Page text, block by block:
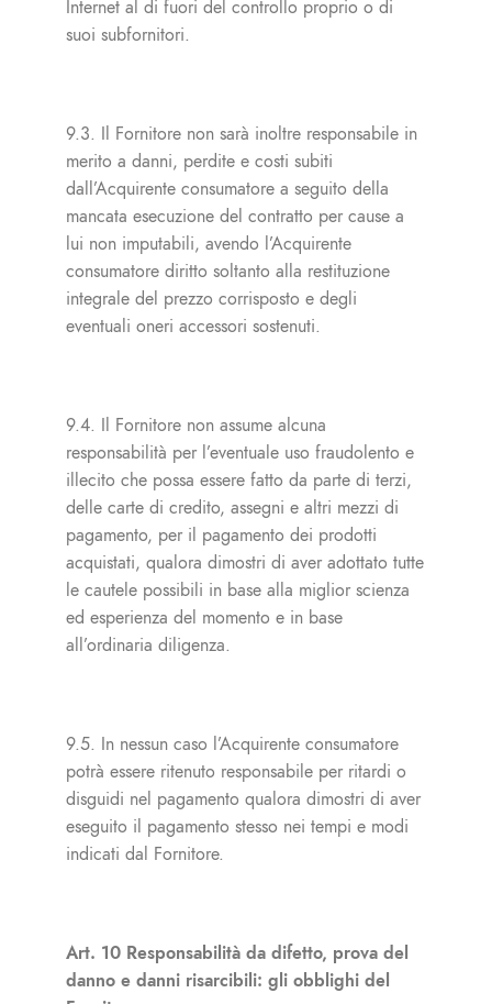
Internet al di fuori del controllo proprio o di
suoi subfornitori.
9.3. Il Fornitore non sarà inoltre responsabile in
merito a danni, perdite e costi subiti
dall’Acquirente consumatore a seguito della
mancata esecuzione del contratto per cause a
lui non imputabili, avendo l’Acquirente
consumatore diritto soltanto alla restituzione
integrale del prezzo corrisposto e degli
eventuali oneri accessori sostenuti.
9.4. Il Fornitore non assume alcuna
responsabilità per l’eventuale uso fraudolento e
illecito che possa essere fatto da parte di terzi,
delle carte di credito, assegni e altri mezzi di
pagamento, per il pagamento dei prodotti
acquistati, qualora dimostri di aver adottato tutte
le cautele possibili in base alla miglior scienza
ed esperienza del momento e in base
all’ordinaria diligenza.
9.5. In nessun caso l’Acquirente consumatore
potrà essere ritenuto responsabile per ritardi o
disguidi nel pagamento qualora dimostri di aver
eseguito il pagamento stesso nei tempi e modi
indicati dal Fornitore.
Art. 10 Responsabilità da difetto, prova del
danno e danni risarcibili: gli obblighi del